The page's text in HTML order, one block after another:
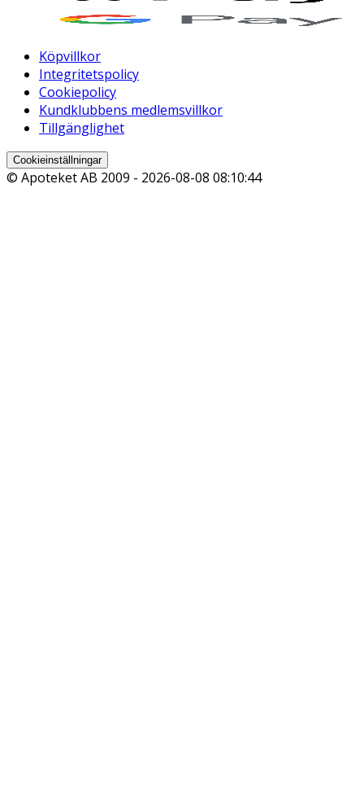
Köpvillkor
Integritetspolicy
Cookiepolicy
Kundklubbens medlemsvillkor
Tillgänglighet
Cookieinställningar
© Apoteket AB 2009 - 2026-08-08 08:10:44